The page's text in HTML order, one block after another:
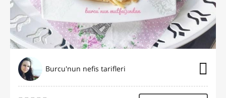
Burcu'nun nefis tarifleri